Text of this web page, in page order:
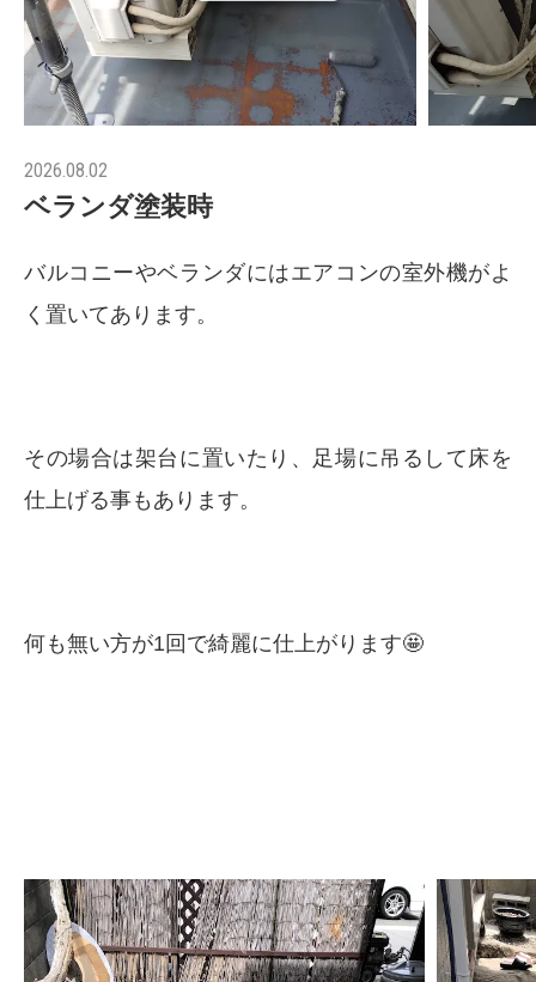
2026.08.02
ベランダ塗装時
バルコニーやベランダにはエアコンの室外機がよ
く置いてあります。
その場合は架台に置いたり、足場に吊るして床を
仕上げる事もあります。
何も無い方が1回で綺麗に仕上がります🤩